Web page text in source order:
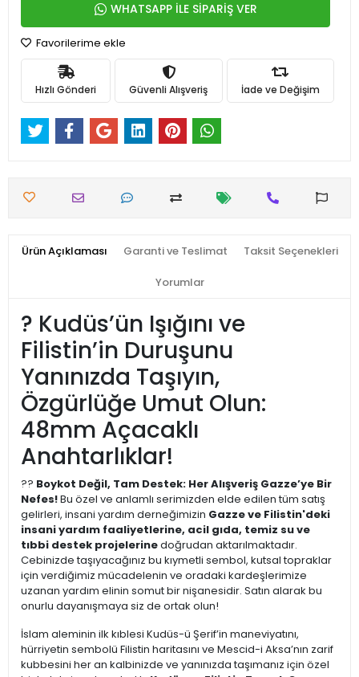
WHATSAPP İLE SİPARİŞ VER
Favorilerime ekle
Hızlı Gönderi Güvenli Alışveriş İade ve Değişim
Ürün Açıklaması Garanti ve Teslimat Taksit Seçenekleri
Yorumlar
? Kudüs’ün Işığını ve
Filistin’in Duruşunu
Yanınızda Taşıyın,
Özgürlüğe Umut Olun:
48mm Açacaklı
Anahtarlıklar!
?? Boykot Değil, Tam Destek: Her Alışveriş Gazze’ye Bir
Nefes!Bu özel ve anlamlı serimizden elde edilen tüm satış
gelirleri, insani yardım derneğimizin Gazze ve Filistin'deki
insani yardım faaliyetlerine, acil gıda, temiz su ve
tıbbi destek projelerinedoğrudan aktarılmaktadır.
Cebinizde taşıyacağınız bu kıymetli sembol, kutsal topraklar
için verdiğimiz mücadelenin ve oradaki kardeşlerimize
uzanan yardım elinin somut bir nişanesidir. Satın alarak bu
onurlu dayanışmaya siz de ortak olun!
İslam aleminin ilk kıblesi Kudüs-ü Şerif’in maneviyatını,
hürriyetin sembolü Filistin haritasını ve Mescid-i Aksa’nın zarif
kubbesini her an kalbinizde ve yanınızda taşımanız için özel